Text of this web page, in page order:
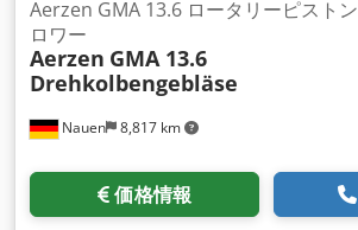
Nauen 8,817 km
Aerzen GMA 13.6 ロータリーピスト
ロワー
Aerzen GMA 13.6
Drehkolbengebläse
価格情報